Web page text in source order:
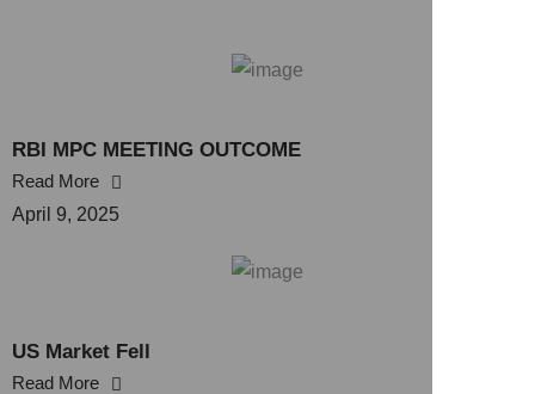
RBI MPC MEETING OUTCOME
Read More
April 9, 2025
US Market Fell
Read More